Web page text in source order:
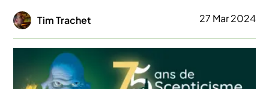
Afbeelding
Tim Trachet 27 Mar 2024
Afbeelding